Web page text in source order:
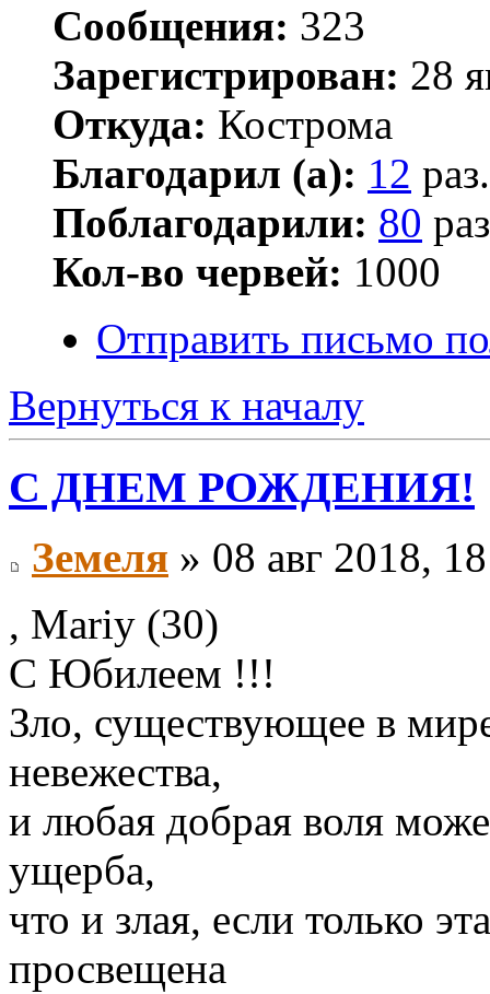
Сообщения: 323
Зарегистрирован: 28
Откуда: Кострома
Благодарил (а): 12 раз.
Поблагодарили: 80
Кол-во червей: 1000
Отправить письмо
Вернуться к началу
С ДНЕМ РОЖДЕНИЯ!
Земеля » 08 авг 2018,
, Mariy (30)
С Юбилеем !!!
Зло, существующее в
невежества,
и любая добрая воля
ущерба,
что и злая, если только
просвещена